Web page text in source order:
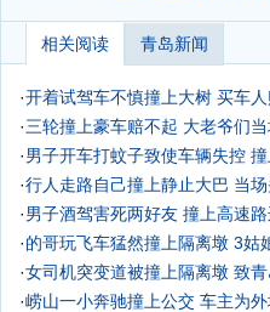
相关阅读 青岛新闻
·开着试驾车不慎撞上大树 买车
·三轮撞上豪车赔不起 大老爷们
·男子开车打蚊子致使车辆失控
·行人走路自己撞上静止大巴 当
·男子酒驾害死两好友 撞上高速
·的哥玩飞车猛然撞上隔离墩 3姑
·女司机突变道被撞上隔离墩 致
·崂山一小奔驰撞上公交 车主为